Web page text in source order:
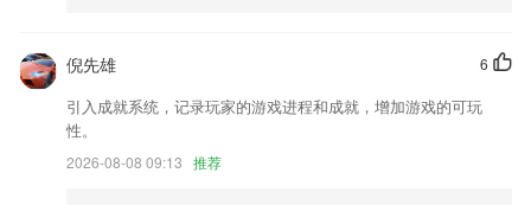
6
倪先雄
引入成就系统，记录玩家的游戏进程和成就，增加游戏的可玩
性。
2026-08-08 09:13 推荐